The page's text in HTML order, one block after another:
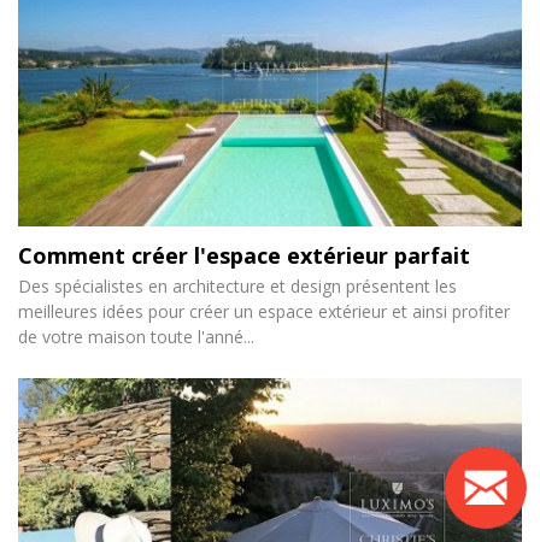
Comment créer l'espace extérieur parfait
Des spécialistes en architecture et design présentent les
meilleures idées pour créer un espace extérieur et ainsi profiter
de votre maison toute l'anné...